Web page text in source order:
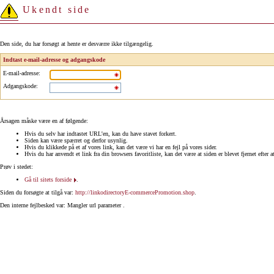
Ukendt side
Den side, du har forsøgt at hente er desværre ikke tilgængelig.
Indtast e-mail-adresse og adgangskode
E-mail-adresse:
Adgangskode:
Årsagen måske være en af følgende:
Hvis du selv har indtastet URL'en, kan du have stavet forkert.
Siden kan være spærret og derfor usynlig.
Hvis du klikkede på et af vores link, kan det være vi har en fejl på vores sider.
Hvis du har anvendt et link fra din browsers favoritliste, kan det være at siden er blevet fjernet efter
Prøv i stedet:
Gå til sitets forside
Siden du forsøgte at tilgå var: http://linkodirectoryE-commercePromotion.shop
Den interne fejlbesked var: Mangler url parameter .